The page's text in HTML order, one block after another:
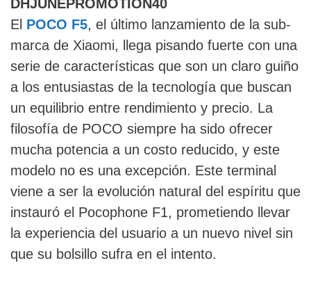
DHJUNEPROMOTION40
El POCO F5, el último lanzamiento de la sub-
marca de Xiaomi, llega pisando fuerte con una
serie de características que son un claro guiño
a los entusiastas de la tecnología que buscan
un equilibrio entre rendimiento y precio. La
filosofía de POCO siempre ha sido ofrecer
mucha potencia a un costo reducido, y este
modelo no es una excepción. Este terminal
viene a ser la evolución natural del espíritu que
instauró el Pocophone F1, prometiendo llevar
la experiencia del usuario a un nuevo nivel sin
que su bolsillo sufra en el intento.